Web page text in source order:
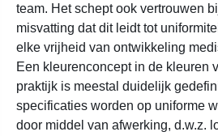
team. Het schept ook vertrouwen
misvatting dat dit leidt tot
elke vrijheid van ontwikkeling
Een kleurenconcept in de kleuren
praktijk is meestal duidelijk
specificaties worden op uniforme
door middel van afwerking, d.w.z.